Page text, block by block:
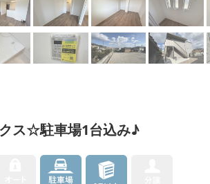
ス☆駐車場1台込み♪